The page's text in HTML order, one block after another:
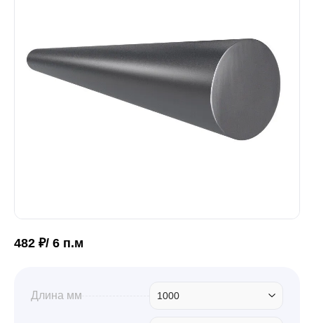
Сваи винтовые
Профили для гипсокартона
Дача и сад
482 ₽/ 6 п.м
Длина мм 1000